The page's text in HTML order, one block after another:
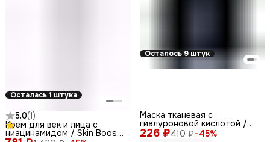
Осталась 1 штука
5.0(1)
Крем для век и лица с
ниацинамидом / Skin Boost
Осталось 9 штук
226 ₽410 ₽−45%
Маска тканевая c
гиалуроновой кислотой /
Water Luminous, 30 мл